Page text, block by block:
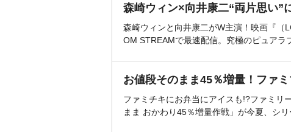
森崎ウィン×向井康二“両片思い”
森崎ウィンと向井康二がW主演！映画『（
OM STREAMで最速配信。究極のピュアラ
お値段そのまま45％増量！ファ
ファミチキにお弁当にアイスも!?ファミリ
まま おかわり45％増量作戦」が今夏、シリ